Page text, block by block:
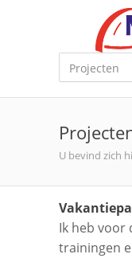
U bevind zich
Ik heb voor
trainingen